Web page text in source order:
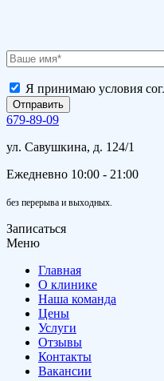
Я принимаю условия
679-89-09
ул. Савушкина, д. 124/1
Ежедневно 10:00 - 21:00
без перерыва и выходных.
Записаться
Меню
Главная
О клинике
Наша команда
Цены
Услуги
Отзывы
Контакты
Вакансии